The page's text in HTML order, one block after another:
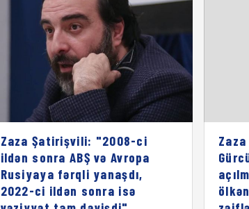
Zaza Şatirişvili: "2008-ci
ildən sonra ABŞ və Avropa
Rusiyaya fərqli yanaşdı,
2022-ci ildən sonra isə